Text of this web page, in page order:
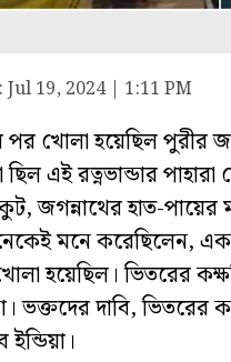
Jul 19, 2024 | 1:11 PM
খোলা হয়েছিল পুরীর
এই রত্নভান্ডার
জগন্নাথের হাত-
মনে করেছিলেন,
হয়েছিল। ভিতরের
ভক্তদের দাবি,